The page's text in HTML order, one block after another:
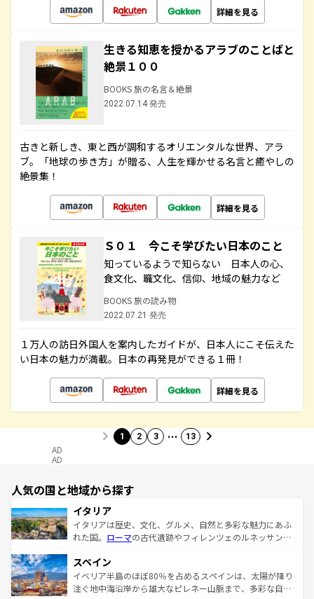
詳細を見る
生きる知恵を授かるアラブのことばと
絶景１００
BOOKS 旅の名言＆絶景
2022.07.14 発売
古きと新しき、東と西が調和するオリエンタルな世界、アラ
ブ。「地球の歩き方」が贈る、人生を輝かせる名言と癒やしの
絶景集！
詳細を見る
Ｓ０１ 今こそ学びたい日本のこと
知っているようで知らない 日本人の心、
食文化、職文化、信仰、地域の魅力など
BOOKS 旅の読み物
2022.07.21 発売
１万人の訪日外国人を案内したガイドが、日本人にこそ伝えた
い日本の魅力が満載。日本の再発見ができる１冊！
詳細を見る
1 2 3 … 13
AD
AD
人気の国と地域から探す
イタリア
イタリアは歴史、文化、グルメ、自然と多彩な魅力にあふ
れた国。 ローマの古代遺跡やフィレンツェのルネッサンス
ろん、トスカーナの美しい田園風景やアマルフィ海岸の絶
景など、自然景観も見逃せない。観光の合間には、本場の
ピザやパスタなど、絶品のイタリア料理を堪能することも
スペイン
イベリア半島のほぼ80％を占めるスペインは、太陽が降り
注ぐ地中海沿岸から雄大なピレネー山脈まで、多彩な自然